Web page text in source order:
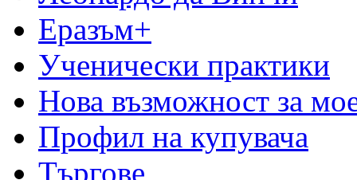
Еразъм+
Ученически практики
Нова възможност за
Профил на купувача
Търгове